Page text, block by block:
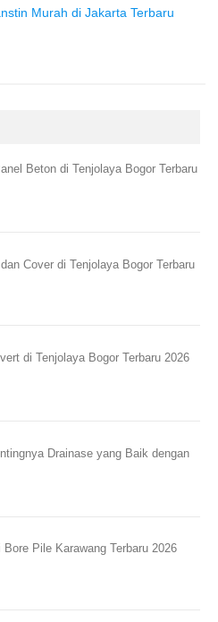
Murah di Jakarta Terbaru
Beton di Tenjolaya Bogor Terbaru
Cover di Tenjolaya Bogor Terbaru
di Tenjolaya Bogor Terbaru 2026
Drainase yang Baik dengan
Bore Pile Karawang Terbaru 2026